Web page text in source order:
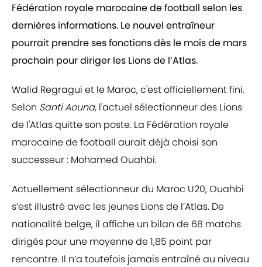
Fédération royale marocaine de football selon les
dernières informations. Le nouvel entraîneur
pourrait prendre ses fonctions dès le mois de mars
prochain pour diriger les Lions de l’Atlas.
Walid Regragui et le Maroc, c'est officiellement fini.
Selon Santi Aouna, l'actuel sélectionneur des Lions
de l'Atlas quitte son poste. La Fédération royale
marocaine de football aurait déjà choisi son
successeur : Mohamed Ouahbi.
Actuellement sélectionneur du Maroc U20, Ouahbi
s’est illustré avec les jeunes Lions de l’Atlas. De
nationalité belge, il affiche un bilan de 68 matchs
dirigés pour une moyenne de 1,85 point par
rencontre. Il n’a toutefois jamais entraîné au niveau